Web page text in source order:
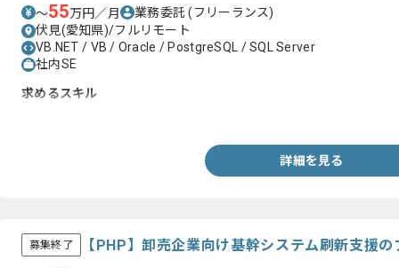
〜55万円／月 業務委託(フリーランス)
伏見(愛知県)/フルリモート
VB.NET / VB / Oracle / PostgreSQL / SQL Server
社内SE
求めるスキル
詳細を見る
募集終了 【PHP】卸売企業向け基幹システム刷新支援